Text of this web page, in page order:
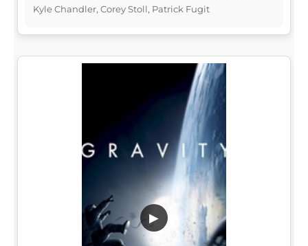
Kyle Chandler, Corey Stoll, Patrick Fugit
▶